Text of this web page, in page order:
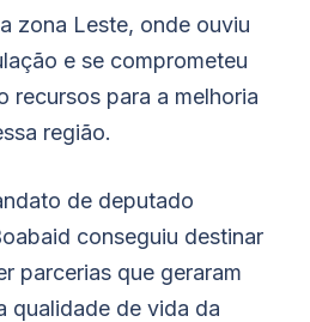
zona Leste, onde ouviu
e se comprometeu
recursos para a melhoria
região.
de deputado
conseguiu destinar
parcerias que geraram
qualidade de vida da